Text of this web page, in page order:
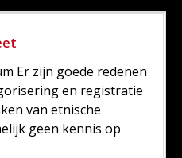
Er zijn goede redenen
en registratie
van etnische
geen kennis op